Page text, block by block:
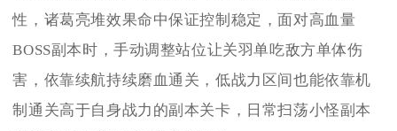
性，诸葛亮堆效果命中保证控制稳定，面对高血量
BOSS副本时，手动调整站位让关羽单吃敌方单体伤
害，依靠续航持续磨血通关，低战力区间也能依靠机
制通关高于自身战力的副本关卡，日常扫荡小怪副本